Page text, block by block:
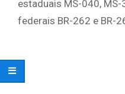
estaduais MS-040,
federais BR-262 e BR-